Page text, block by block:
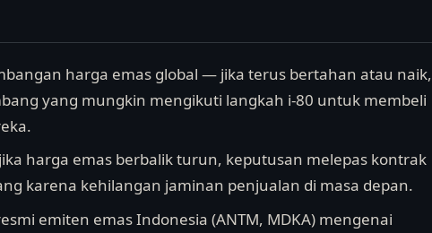
harga emas global — jika terus bertahan atau naik,
yang mungkin mengikuti langkah i-80 untuk membeli
harga emas berbalik turun, keputusan melepas kontrak
karena kehilangan jaminan penjualan di masa depan.
emiten emas Indonesia (ANTM, MDKA) mengenai